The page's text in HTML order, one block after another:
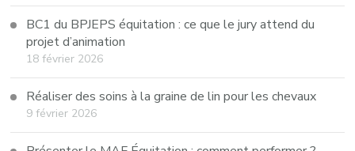
BC1 du BPJEPS équitation : ce que le jury attend du
projet d’animation
18 février 2026
Réaliser des soins à la graine de lin pour les chevaux
9 février 2026